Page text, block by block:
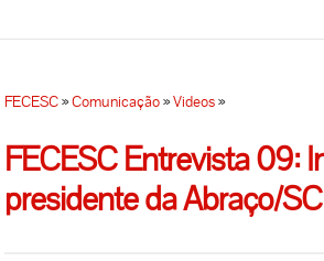
FECESC»Comunicação»Videos»
FECESC Entrevista 09:
presidente da Abraço/SC